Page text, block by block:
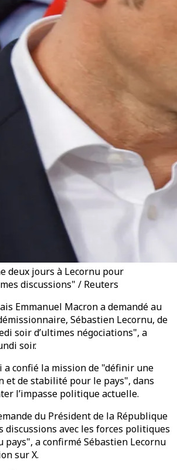
deux jours à Lecornu pour
discussions" / Reuters
Emmanuel Macron a demandé au
Sébastien Lecornu, de
soir d’ultimes négociations", a
soir.
a confié la mission de "définir une
et de stabilité pour le pays", dans
l’impasse politique actuelle.
du Président de la République
discussions avec les forces politiques
a confirmé Sébastien Lecornu
sur X.